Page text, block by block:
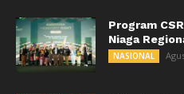
Program
Niaga
NASIONAL